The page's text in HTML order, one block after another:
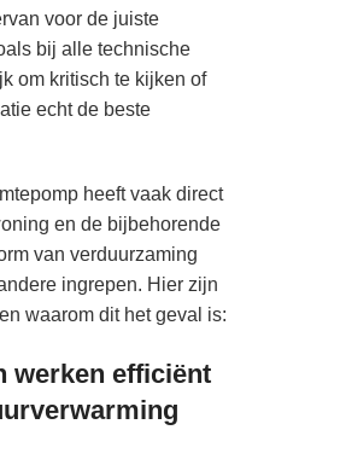
voor de juiste
bij alle technische
om kritisch te kijken of
echt de beste
heeft vaak direct
en de bijbehorende
van verduurzaming
ingrepen. Hier zijn
waarom dit het geval is:
werken efficiënt